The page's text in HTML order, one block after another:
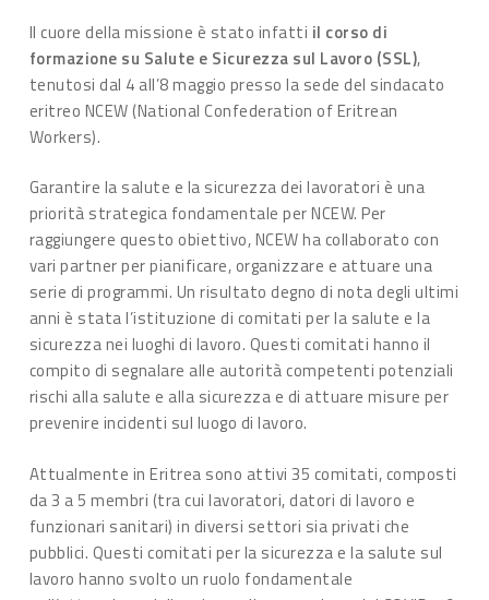
Il cuore della missione è stato infatti il corso di
formazione su Salute e Sicurezza sul Lavoro (SSL),
tenutosi dal 4 all’8 maggio presso la sede del sindacato
eritreo NCEW (National Confederation of Eritrean
Workers).
Garantire la salute e la sicurezza dei lavoratori è una
priorità strategica fondamentale per NCEW. Per
raggiungere questo obiettivo, NCEW ha collaborato con
vari partner per pianificare, organizzare e attuare una
serie di programmi. Un risultato degno di nota degli ultimi
anni è stata l’istituzione di comitati per la salute e la
sicurezza nei luoghi di lavoro. Questi comitati hanno il
compito di segnalare alle autorità competenti potenziali
rischi alla salute e alla sicurezza e di attuare misure per
prevenire incidenti sul luogo di lavoro.
Attualmente in Eritrea sono attivi 35 comitati, composti
da 3 a 5 membri (tra cui lavoratori, datori di lavoro e
funzionari sanitari) in diversi settori sia privati che
pubblici. Questi comitati per la sicurezza e la salute sul
lavoro hanno svolto un ruolo fondamentale